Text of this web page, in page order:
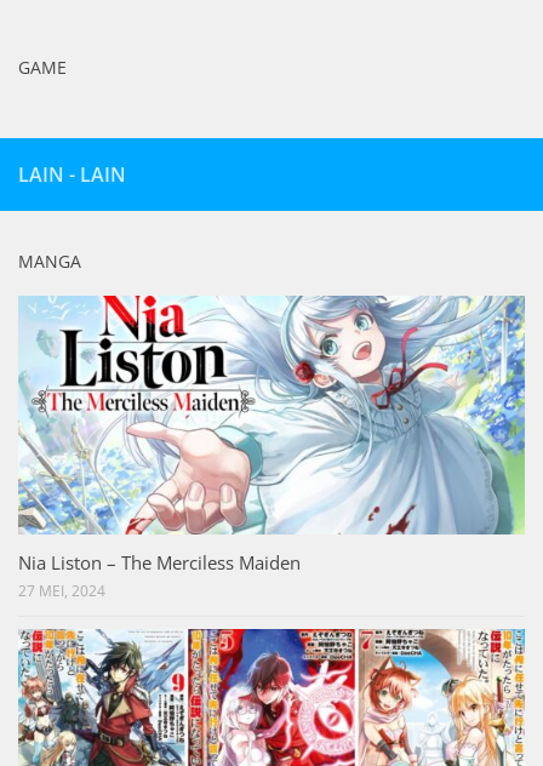
GAME
LAIN - LAIN
MANGA
Nia Liston – The Merciless Maiden
27 MEI, 2024